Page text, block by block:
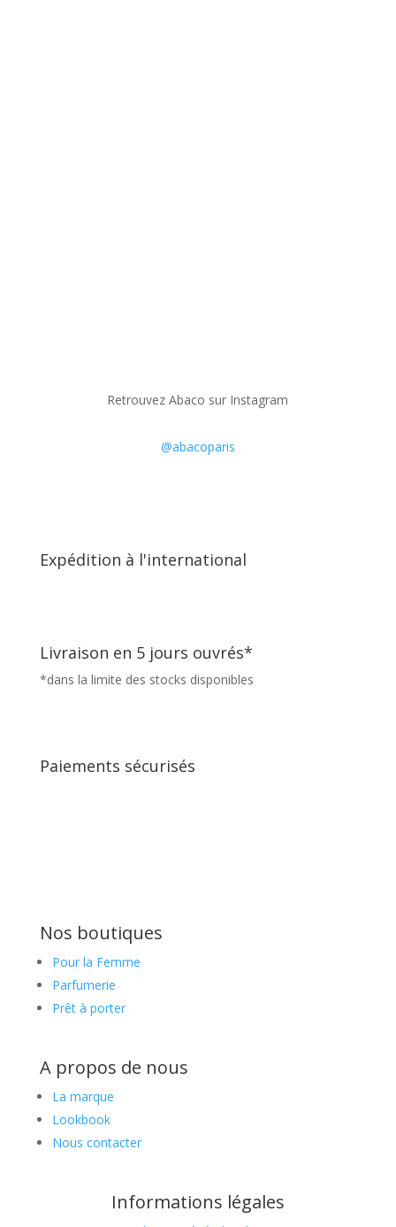
Retrouvez Abaco sur Instagram
@abacoparis
Expédition à l'international
Livraison en 5 jours ouvrés*
*dans la limite des stocks disponibles
Paiements sécurisés
Nos boutiques
Pour la Femme
Parfumerie
Prêt à porter
A propos de nous
La marque
Lookbook
Nous contacter
Informations légales